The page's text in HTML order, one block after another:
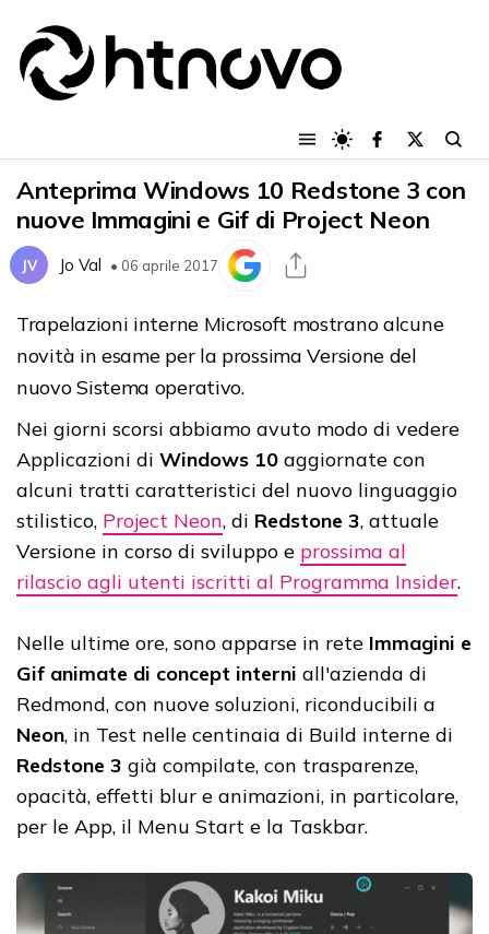
Anteprima Windows 10 Redstone 3 con
nuove Immagini e Gif di Project Neon
JV Jo Val • 06 aprile 2017
Trapelazioni interne Microsoft mostrano alcune
novità in esame per la prossima Versione del
nuovo Sistema operativo.
Nei giorni scorsi abbiamo avuto modo di vedere
Applicazioni di Windows 10 aggiornate con
alcuni tratti caratteristici del nuovo linguaggio
stilistico, Project Neon, di Redstone 3, attuale
Versione in corso di sviluppo e prossima al
rilascio agli utenti iscritti al Programma Insider.
Nelle ultime ore, sono apparse in rete Immagini e
Gif animate di concept interni all'azienda di
Redmond, con nuove soluzioni, riconducibili a
Neon, in Test nelle centinaia di Build interne di
Redstone 3 già compilate, con trasparenze,
opacità, effetti blur e animazioni, in particolare,
per le App, il Menu Start e la Taskbar.